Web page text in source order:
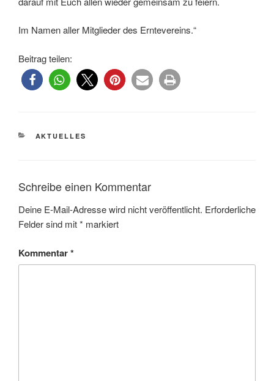
Im Namen aller Mitglieder des Erntevereins.“
Beitrag teilen:
KATEGORIEN
AKTUELLES
Schreibe einen Kommentar
Deine E-Mail-Adresse wird nicht veröffentlicht. Erforderliche
Felder sind mit* markiert
Kommentar*